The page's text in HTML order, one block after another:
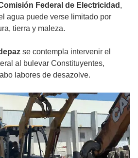
Federal de Electricidad ,
agua puede verse limitado por
tierra y maleza.
se contempla intervenir el
al bulevar Constituyentes,
labores de desazolve.